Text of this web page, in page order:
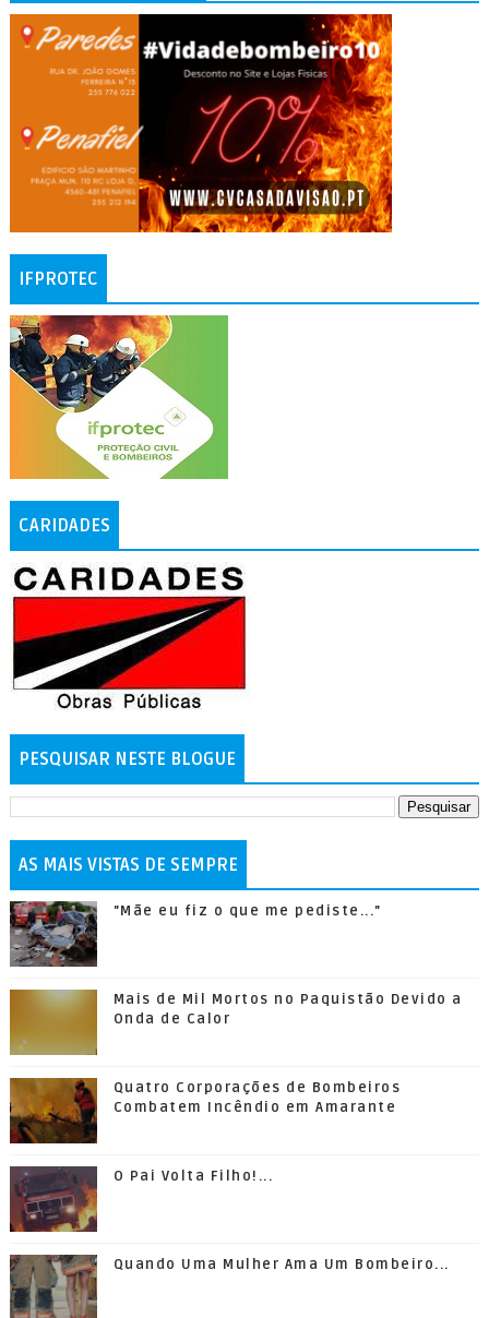
IFPROTEC
CARIDADES
PESQUISAR NESTE BLOGUE
AS MAIS VISTAS DE SEMPRE
"Mãe eu fiz o que me pediste..."
Mais de Mil Mortos no Paquistão Devido a
Onda de Calor
Quatro Corporações de Bombeiros
Combatem Incêndio em Amarante
O Pai Volta Filho!...
Quando Uma Mulher Ama Um Bombeiro...